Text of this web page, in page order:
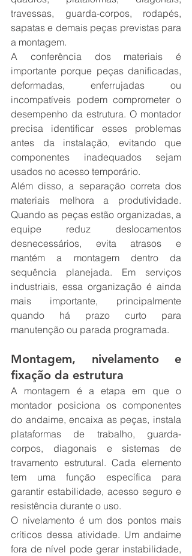
travessas, guarda-corpos, rodapés,
sapatas e demais peças previstas para
a montagem.
A conferência dos materiais é
importante porque peças danificadas,
deformadas, enferrujadas ou
incompatíveis podem comprometer o
desempenho da estrutura. O montador
precisa identificar esses problemas
antes da instalação, evitando que
componentes inadequados sejam
usados no acesso temporário.
Além disso, a separação correta dos
materiais melhora a produtividade.
Quando as peças estão organizadas, a
equipe reduz deslocamentos
desnecessários, evita atrasos e
mantém a montagem dentro da
sequência planejada. Em serviços
industriais, essa organização é ainda
mais importante, principalmente
quando há prazo curto para
manutenção ou parada programada.
Montagem, nivelamento e
fixação da estrutura
A montagem é a etapa em que o
montador posiciona os componentes
do andaime, encaixa as peças, instala
plataformas de trabalho, guarda-
corpos, diagonais e sistemas de
travamento estrutural. Cada elemento
tem uma função específica para
garantir estabilidade, acesso seguro e
resistência durante o uso.
O nivelamento é um dos pontos mais
críticos dessa atividade. Um andaime
fora de nível pode gerar instabilidade,